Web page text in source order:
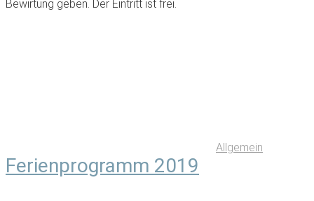
Bewirtung geben. Der Eintritt ist frei.
Allgemein
Ferienprogramm 2019